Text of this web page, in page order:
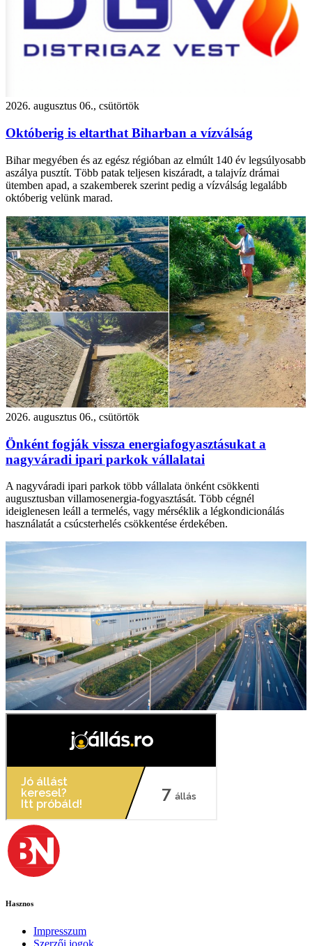
2026. augusztus 06., csütörtök
Októberig is eltarthat Biharban a vízválság
Bihar megyében és az egész régióban az elmúlt 140 év legsúlyosabb
aszálya pusztít. Több patak teljesen kiszáradt, a talajvíz drámai
ütemben apad, a szakemberek szerint pedig a vízválság legalább
októberig velünk marad.
2026. augusztus 06., csütörtök
Önként fogják vissza energiafogyasztásukat a
nagyváradi ipari parkok vállalatai
A nagyváradi ipari parkok több vállalata önként csökkenti
augusztusban villamosenergia-fogyasztását. Több cégnél
ideiglenesen leáll a termelés, vagy mérséklik a légkondicionálás
használatát a csúcsterhelés csökkentése érdekében.
Hasznos
Impresszum